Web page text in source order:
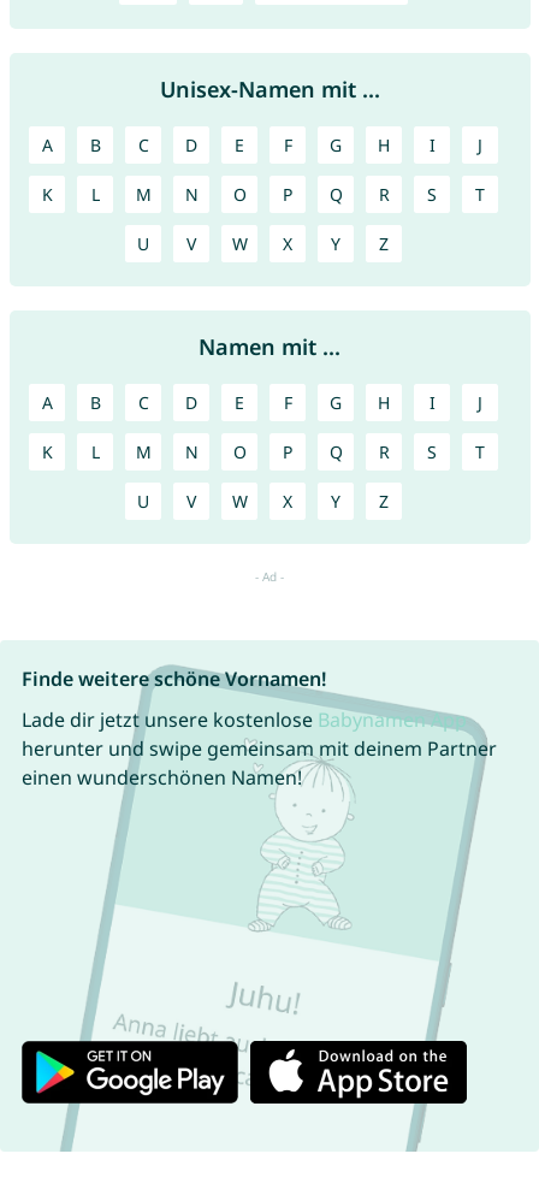
Unisex-Namen mit ...
A B C D E F G H I J
K L M N O P Q R S T
U V W X Y Z
Namen mit ...
A B C D E F G H I J
K L M N O P Q R S T
U V W X Y Z
Finde weitere schöne Vornamen!
Lade dir jetzt unsere kostenlose Babynamen App
herunter und swipe gemeinsam mit deinem Partner
einen wunderschönen Namen!